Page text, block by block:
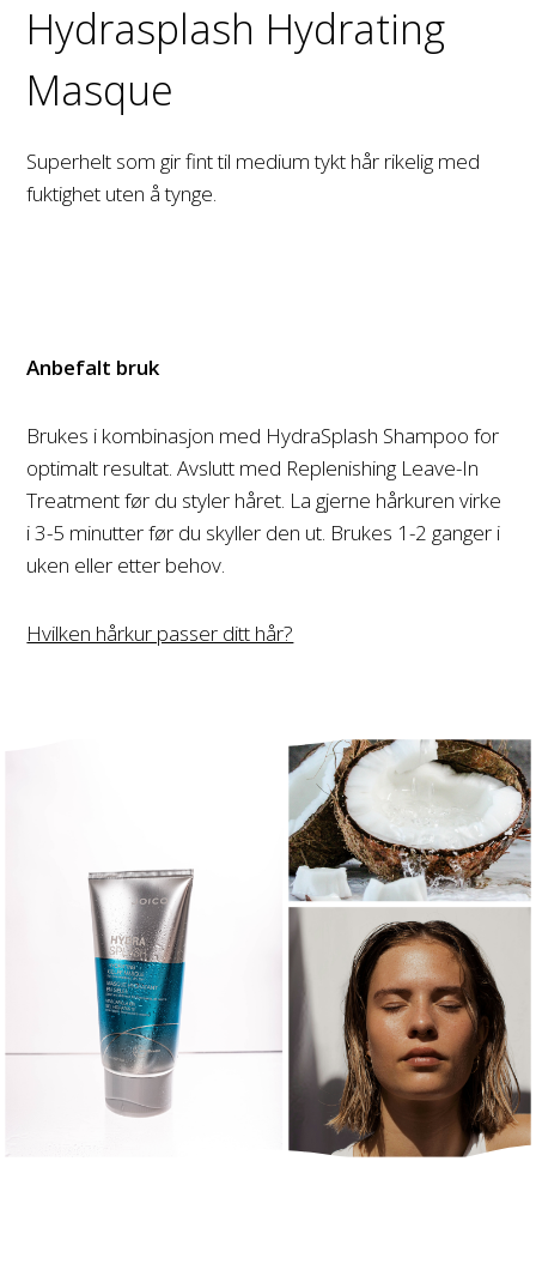
Hydrasplash Hydrating
Masque
Superhelt som gir fint til medium tykt hår rikelig med
fuktighet uten å tynge.
Anbefalt bruk
Brukes i kombinasjon med HydraSplash Shampoo for
optimalt resultat. Avslutt med Replenishing Leave-In
Treatment før du styler håret. La gjerne hårkuren virke
i 3-5 minutter før du skyller den ut. Brukes 1-2 ganger i
uken eller etter behov.
Hvilken hårkur passer ditt hår?